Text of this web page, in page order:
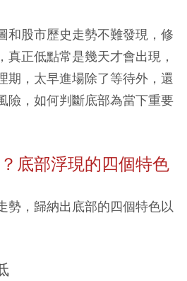
和股市歷史走勢不難發現，修
真正低點常是幾天才會出現，
期，太早進場除了等待外，還
險，如何判斷底部為當下重要
底部浮現的四個特色
勢，歸納出底部的四個特色以